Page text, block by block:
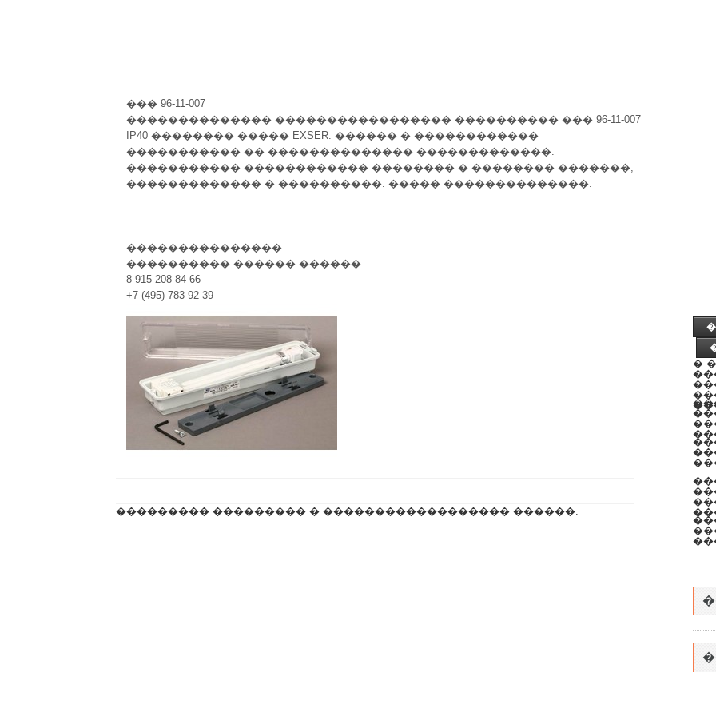
��� 96-11-007
�������������� ����������������� ���������� ��� 96-11-007
IP40 �������� ����� EXSER. ������ � ������������
����������� �� �������������� �������������.
����������� ������������ �������� � �������� �������,
������������� � ����������. ����� ��������������.
���������������
���������� ������ ������
8 915 208 84 66
+7 (495) 783 92 39
�
��������� ��������� � ������������������ ������.